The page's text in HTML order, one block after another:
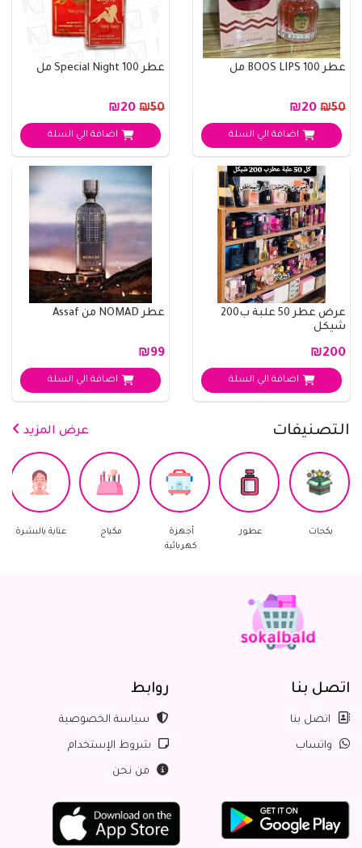
عطر BOOS LIPS 100 مل
₪50
اضافة الي السلة
عطر Special Night 100 مل
₪50
اضافة الي السلة
عرض عطر 50 علبة ب200
شيكل
₪200
اضافة الي السلة
عطر NOMAD من Assaf
₪99
اضافة الي السلة
التصنيفات عرض المزيد
عناية بالبشرة العناية
اتصل بنا
اتصل بنا
واتساب
روابط
سياسة الخصوصية
شروط الإستخدام
من نحن